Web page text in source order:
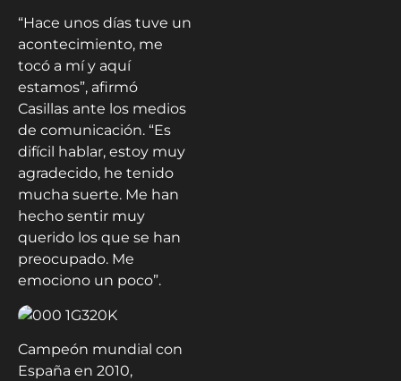
“Hace unos días tuve un
acontecimiento, me
tocó a mí y aquí
estamos”, afirmó
Casillas ante los medios
de comunicación. “Es
difícil hablar, estoy muy
agradecido, he tenido
mucha suerte. Me han
hecho sentir muy
querido los que se han
preocupado. Me
emociono un poco”.
Campeón mundial con
España en 2010,